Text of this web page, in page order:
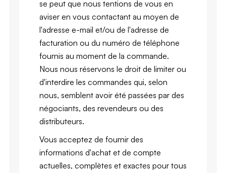
se peut que nous tentions de vous en
aviser en vous contactant au moyen de
l'adresse e-mail et/ou de l'adresse de
facturation ou du numéro de téléphone
fournis au moment de la commande.
Nous nous réservons le droit de limiter ou
d'interdire les commandes qui, selon
nous, semblent avoir été passées par des
négociants, des revendeurs ou des
distributeurs.
Vous acceptez de fournir des
informations d'achat et de compte
actuelles, complètes et exactes pour tous